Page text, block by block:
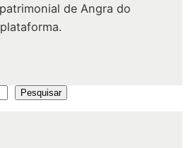
de Angra do
Pesquisar